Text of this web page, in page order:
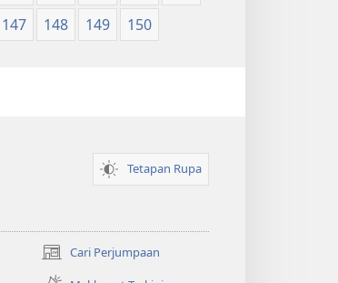
147 148 149 150
Tetapan Rupa
Cari Perjumpaan
(membuka
tetingkap